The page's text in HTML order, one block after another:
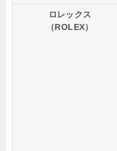
ロレックス
（ROLEX）